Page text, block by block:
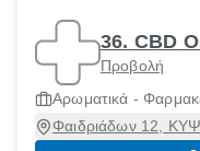
36. CBD
Προβολή
Αρωματικά -
Φαιδριάδων 12,